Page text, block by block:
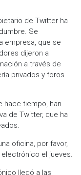
de Twitter ha
Se
empresa, que se
dijeron a
a través de
privados y foros
hace tiempo, han
de Twitter, que ha
oficina, por favor,
el jueves.
llegó a las